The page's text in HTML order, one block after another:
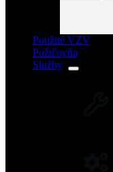
Použité VZV
Požičovňa
Služby